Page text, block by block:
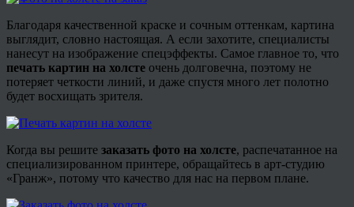
Благодаря качественной краске и сочным оттенкам, картина
выглядит, словно настоящая. А если захотите, специалисты
нанесут на изображение спецэффекты. Самое главное то, что
печать картин на холсте очень долговечна, поэтому не
потеряет четкости линий, и даже спустя много лет полотно
будет восхищать зрителя.
Когда вы решите заказать фото на холсте, распечатанное на
специализированном принтере, обращайтесь в арт-студию
«Гранж», потому что качество для нас на первом плане.